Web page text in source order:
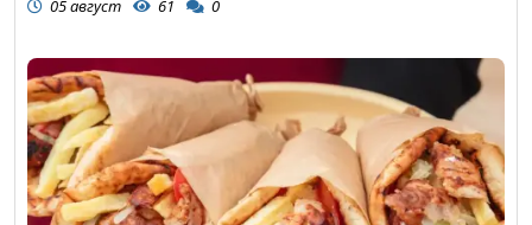
05 август 61 0